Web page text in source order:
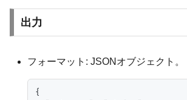
出力
フォーマット: JSONオブジェクト。
{